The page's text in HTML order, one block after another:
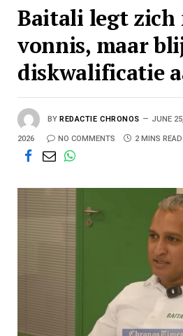
Baitali legt zich
vonnis, maar
diskwalificatie
BY REDACTIE CHRONOS JUNE
2026 NO COMMENTS 2 MINS READ